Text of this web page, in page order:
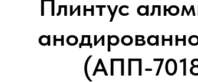
Плинтус
(АПП-